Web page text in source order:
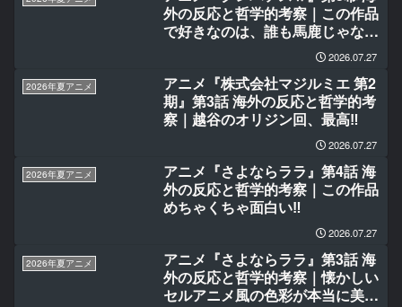
外の反応と哲学的考察｜この作品
で好きなのは、誰も馬鹿じゃない
2026.07.27
2026年夏アニメ
アニメ『株式会社マジルミエ 第2
期』第3話 海外の反応と哲学的考
察｜越谷のオリジン回、最高‼
2026.07.27
2026年夏アニメ
アニメ『さよならララ』第4話 海
外の反応と哲学的考察｜この作品
めちゃくちゃ面白い‼
2026.07.27
2026年夏アニメ
アニメ『さよならララ』第3話 海
外の反応と哲学的考察｜懐かしい
セルアニメ風の色彩が本当に美し